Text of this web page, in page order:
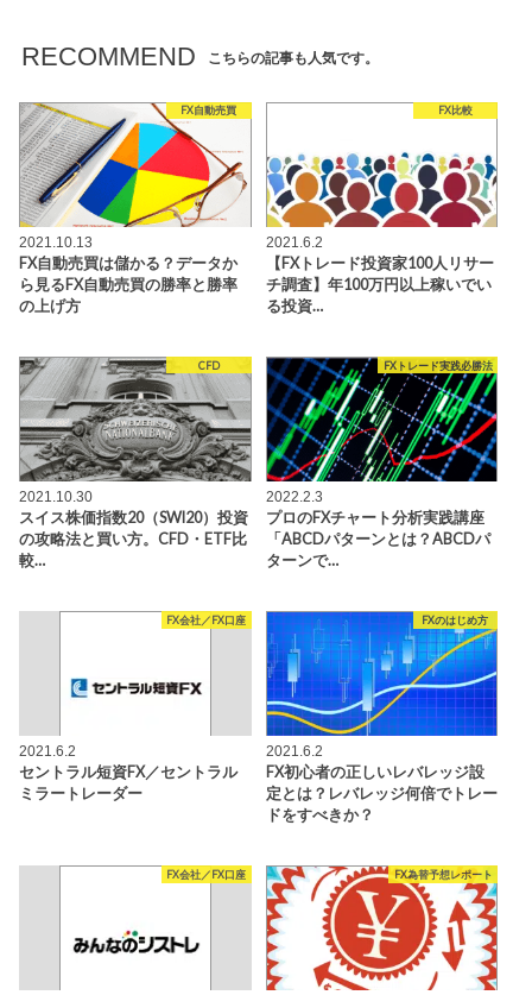
RECOMMEND こちらの記事も人気です。
FX自動売買
2021.10.13
FX自動売買は儲かる？データか
ら見るFX自動売買の勝率と勝率
の上げ方
FX比較
2021.6.2
【FXトレード投資家100人リサー
チ調査】年100万円以上稼いでい
る投資…
CFD
2021.10.30
スイス株価指数20（SWI20）投資
の攻略法と買い方。CFD・ETF比
較…
FXトレード実践必勝法
2022.2.3
プロのFXチャート分析実践講座
「ABCDパターンとは？ABCDパ
ターンで…
FX会社／FX口座
2021.6.2
セントラル短資FX／セントラル
ミラートレーダー
FXのはじめ方
2021.6.2
FX初心者の正しいレバレッジ設
定とは？レバレッジ何倍でトレー
ドをすべきか？
FX会社／FX口座 FX為替予想レポート